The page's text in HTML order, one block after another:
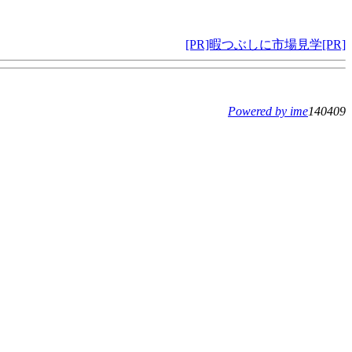
[PR]暇つぶしに市場見学[PR]
Powered by ime140409